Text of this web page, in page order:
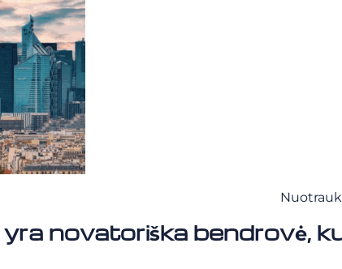
novatoriška bendrovė,